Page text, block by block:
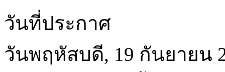
วันที่ประกาศ
วันพฤหัสบดี, 19 กันยายน